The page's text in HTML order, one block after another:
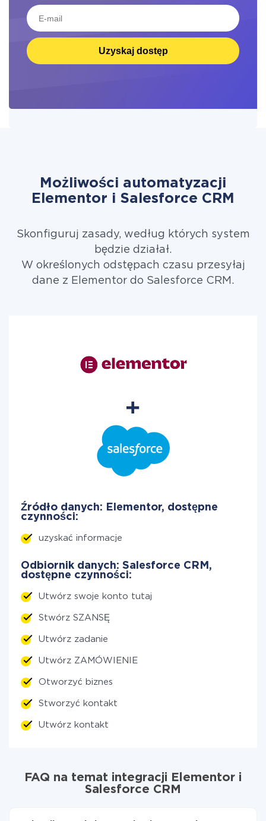
Uzyskaj dostęp
Możliwości automatyzacji
Elementor i Salesforce CRM
Skonfiguruj zasady, według których system
będzie działał.
W określonych odstępach czasu przesyłaj
dane z Elementor do Salesforce CRM.
Źródło danych: Elementor, dostępne
czynności:
uzyskać informacje
Odbiornik danych: Salesforce CRM,
dostępne czynności:
Utwórz swoje konto tutaj
Stwórz SZANSĘ
Utwórz zadanie
Utwórz ZAMÓWIENIE
Otworzyć biznes
Stworzyć kontakt
Utwórz kontakt
FAQ na temat integracji Elementor i
Salesforce CRM